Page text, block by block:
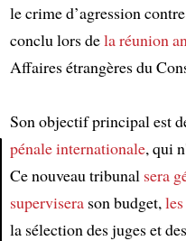
le crime d’agression
conclu lors dela réunion
Affaires étrangères du
Son objectif principal est
pénale internationale, qui
Ce nouveau tribunal sera
superviserason budget,
la sélection des juges et des